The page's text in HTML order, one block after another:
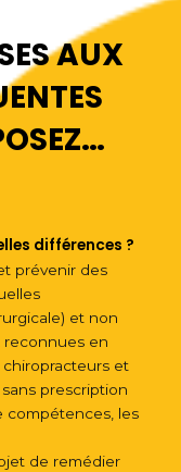
AUX
différences ?
prévenir des
et non
reconnues en
chiropracteurs et
prescription
compétences, les
de remédier